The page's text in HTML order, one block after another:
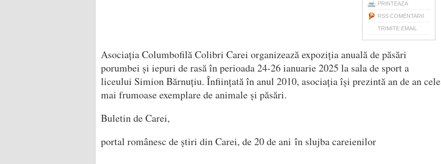
PRINTEAZA
RSS COMENTARII
TRIMITE EMAIL
Asociația Columbofilă Colibri Carei organizează expoziția anuală de păsări
porumbei și iepuri de rasă în perioada 24-26 ianuarie 2025 la sala de sport a
liceului Simion Bărnuțiu. Înființată în anul 2010, asociația își prezintă an de an cele
mai frumoase exemplare de animale și păsări.
Buletin de Carei,
portal românesc de știri din Carei, de 20 de ani în slujba careienilor